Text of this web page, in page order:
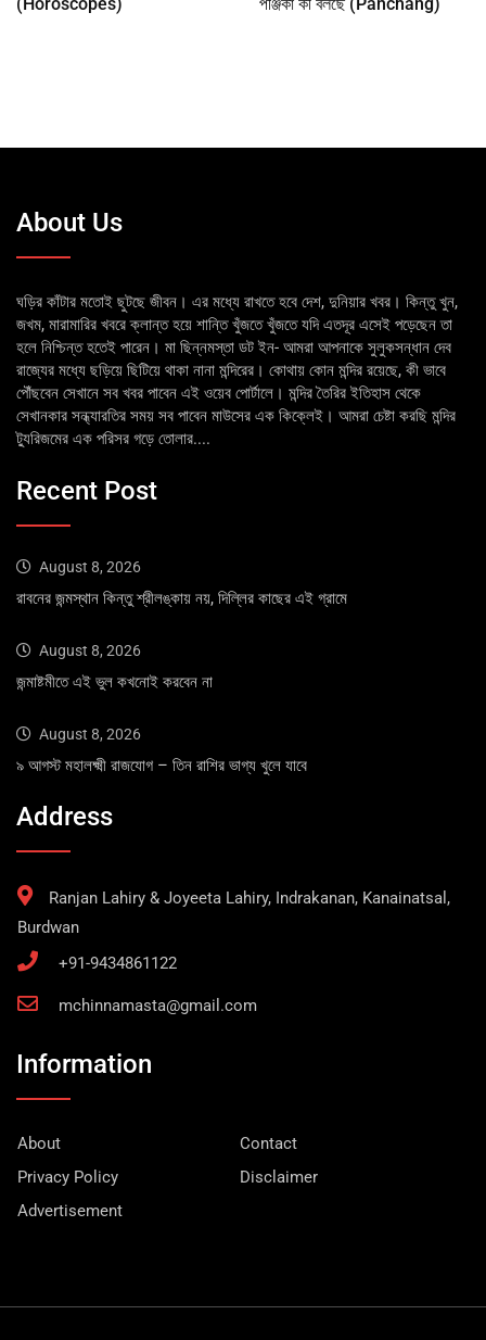
About Us
ঘড়ির কাঁটার মতোই ছুটছে জীবন। এর মধ্যে রাখতে হবে দেশ, দুনিয়ার খবর। কিন্তু খুন,
জখম, মারামারির খবরে ক্লান্ত হয়ে শান্তি খুঁজতে খুঁজতে যদি এতদূর এসেই পড়েছেন তা
হলে নিশ্চিন্ত হতেই পারেন। মা ছিন্নমস্তা ডট ইন- আমরা আপনাকে সুলুকসন্ধান দেব
রাজ্যের মধ্যে ছড়িয়ে ছিটিয়ে থাকা নানা মন্দিরের। কোথায় কোন মন্দির রয়েছে, কী ভাবে
পৌঁছবেন সেখানে সব খবর পাবেন এই ওয়েব পোর্টালে। মন্দির তৈরির ইতিহাস থেকে
সেখানকার সন্ধ্যারতির সময় সব পাবেন মাউসের এক কিক্লেই। আমরা চেষ্টা করছি মন্দির
ট্যুরিজমের এক পরিসর গড়ে তোলার....
Recent Post
August 8, 2026
রাবনের জন্মস্থান কিন্তু শ্রীলঙ্কায় নয়, দিল্লির কাছের এই গ্রামে
August 8, 2026
জন্মাষ্টমীতে এই ভুল কখনোই করবেন না
August 8, 2026
৯ আগস্ট মহালক্ষ্মী রাজযোগ – তিন রাশির ভাগ্য খুলে যাবে
Address
Ranjan Lahiry & Joyeeta Lahiry, Indrakanan, Kanainatsal,
Burdwan
+91-9434861122
mchinnamasta@gmail.com
Information
About
Contact
Privacy Policy
Disclaimer
Advertisement